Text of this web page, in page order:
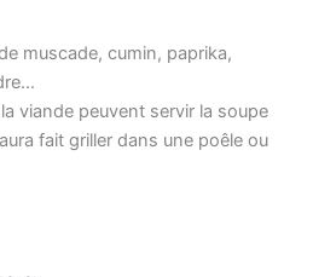
muscade, cumin, paprika,
viande peuvent servir la soupe
fait griller dans une poêle ou